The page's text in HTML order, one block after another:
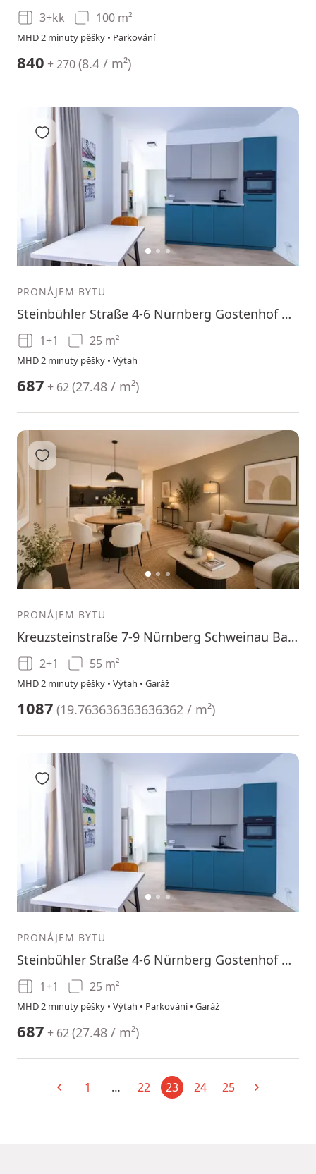
3+kk 100 m²
MHD 2 minuty pěšky • Parkování
840 + 270(8.4 / m²)
12 3
Přidat do oblíbených
PRONÁJEM BYTU
Steinbühler Straße 4-6 Nürnberg Gostenhof Bayern 90443
1+1 25 m²
MHD 2 minuty pěšky • Výtah
687 + 62(27.48 / m²)
12 3
Přidat do oblíbených
PRONÁJEM BYTU
Kreuzsteinstraße 7-9 Nürnberg Schweinau Bayern 90439
2+1 55 m²
MHD 2 minuty pěšky • Výtah • Garáž
1087 (19.763636363636362 / m²)
12 3
Přidat do oblíbených
PRONÁJEM BYTU
Steinbühler Straße 4-6 Nürnberg Gostenhof Bayern 90443
1+1 25 m²
MHD 2 minuty pěšky • Výtah • Parkování • Garáž
687 + 62(27.48 / m²)
Předchozí
1 … 22 23Aktuální
24 25 Další